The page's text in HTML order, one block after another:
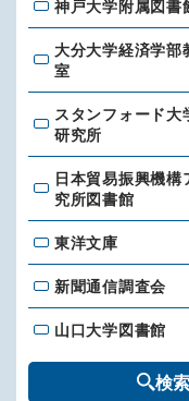
神戸大学附属図書館
神戸大学附属図書
大分大学経済学部教
大分大学経済学部
室
スタンフォード大学
スタンフォード大
研究所
日本貿易振興機構ア
日本貿易振興機構
究所図書館
東洋文庫
東洋文庫
新聞通信調査会
新聞通信調査会
山口大学図書館
山口大学図書館
検索